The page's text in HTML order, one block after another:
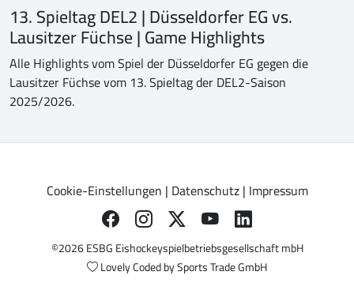
13. Spieltag DEL2 | Düsseldorfer EG vs.
Lausitzer Füchse | Game Highlights
Alle Highlights vom Spiel der Düsseldorfer EG gegen die
Lausitzer Füchse vom 13. Spieltag der DEL2-Saison
2025/2026.
Cookie-Einstellungen | Datenschutz| Impressum
©2026 ESBG Eishockeyspielbetriebsgesellschaft mbH
Lovely Coded bySports Trade GmbH